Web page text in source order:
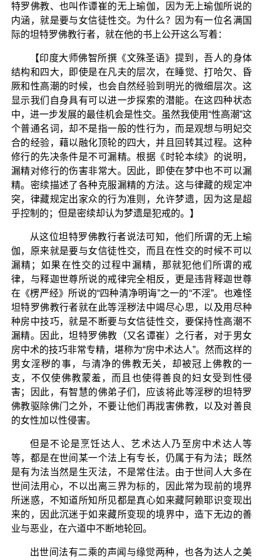
特罗佛教、也叫作谭崔的无上瑜伽，因为无上瑜伽所说的
内涵，就是要与女信徒性交。为什么？因为有一位名满国
际的坦特罗佛教行者，就在他的书上公开这么写着：
【印度大师佛智所撰《文殊圣语》提到，吾人的身体
结构和四大，即使是在凡夫的层次，在睡觉、打哈欠、昏
厥和性高潮的时候，也会自然经验到明光的微细层次。这
显示我们自身具有可以进一步探索的潜能。在这四种状态
中，进一步发展的最佳机会是性交。虽然我使用“性高潮”这
个普通名词，却不是指一般的性行为，而是观想与明妃交
合的经验，藉以融化顶轮的四大，并且回转其过程。这种
修行的先决条件是不可漏精。根据《时轮本续》的说明，
漏精对修行的伤害非常大。因此，即使在梦中也不可以漏
精。密续描述了各种克服漏精的方法。这与律藏的规定冲
突，律藏规定出家众的行为准则，允许梦遗，因为这是超
乎控制的；但是密续却认为梦遗是犯戒的。】
从这位坦特罗佛教行者说法可知，他们所谓的无上瑜
伽，原来就是要与女信徒性交，而且在性交的时候不可以
漏精；如果在性交的过程中漏精，那就犯他们所谓的戒
律，与释迦世尊所说的戒律完全相反，更是违背释迦世尊
在《楞严经》所说的“四种清净明诲”之一的“不淫”。也难怪
坦特罗佛教行者就在此等淫秽法中竭尽心思，以及用尽种
种房中技巧，就是不断要与女信徒性交，要保持性高潮不
漏精。因此，坦特罗佛教（又名谭崔）之行者，对于男女
房中术的技巧非常专精，堪称为“房中术达人”。然而这样的
男女淫秽的事，与清净的佛教无关，却被冠上佛教的一
支，不仅使佛教蒙羞，而且也使得善良的妇女受到性侵
害；因此，有智慧的佛弟子们，应该将此等淫秽的坦特罗
佛教驱除佛门之外，不要让他们再戕害佛教，以及对善良
的女性加以性侵害。
但是不论是烹饪达人、艺术达人乃至房中术达人等
等，都是在世间某一个法上有专长，仍属于有为法；既然
是有为法当然是生灭法，不是常住法。由于世间人大多在
世间法用心，不以出离三界为标的，因此常为现前的境界
所迷惑，不知道所知所见都是真心如来藏阿赖耶识变现出
来的，因此沉迷于如来藏所变现的境界中，造下无边的善
业与恶业，在六道中不断地轮回。
出世间法有二乘的声闻与缘觉两种，也各为达人之美